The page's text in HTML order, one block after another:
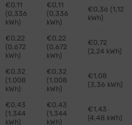
€0,11
(0,336
kWh)
€0,11
(0,336
kWh)
€0,36 (1,12
kWh)
€0,22
(0,672
kWh)
€0,22
(0,672
kWh)
€0,72
(2,24 kWh)
€0,32
(1,008
kWh)
€0,32
(1,008
kWh)
€1,08
(3,36 kWh)
€0,43
(1,344
kWh)
€0,43
(1,344
kWh)
€1,43
(4,48 kWh)